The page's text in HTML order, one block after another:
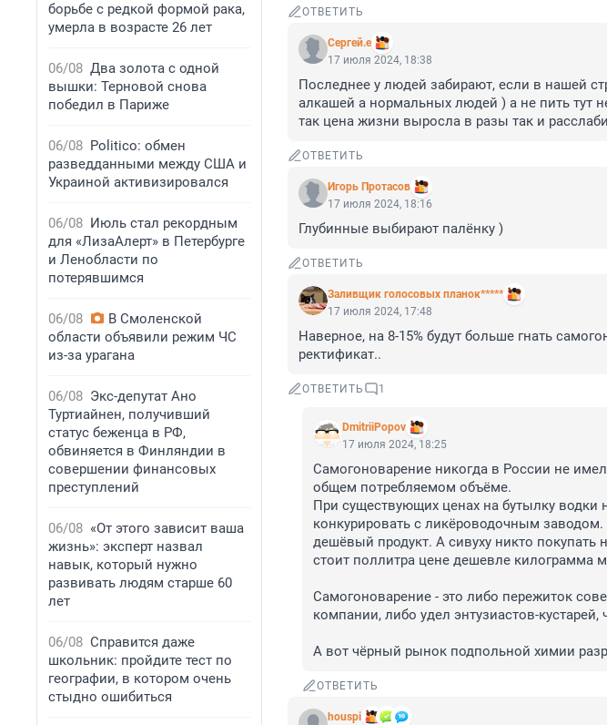
борьбе с редкой формой рака,
умерла в возрасте 26 лет
06/08 Два золота с одной
вышки: Терновой снова
победил в Париже
06/08 Politico: обмен
разведданными между США и
Украиной активизировался
06/08 Июль стал рекордным
для «ЛизаАлерт» в Петербурге
и Ленобласти по
потерявшимся
06/08
В Смоленской
области объявили режим ЧС
из-за урагана
06/08 Экс-депутат Ано
Туртиайнен, получивший
статус беженца в РФ,
обвиняется в Финляндии в
совершении финансовых
преступлений
06/08 «От этого зависит ваша
жизнь»: эксперт назвал
навык, который нужно
развивать людям старше 60
лет
06/08 Справится даже
школьник: пройдите тест по
географии, в котором очень
стыдно ошибиться
ОТВЕТИТЬ
Сергей.е
17 июля 2024, 18:38
Последнее у людей забирают, если в нашей
алкашей а нормальных людей ) а не пить тут
так цена жизни выросла в разы так и
ОТВЕТИТЬ
Игорь Протасов
17 июля 2024, 18:16
Глубинные выбирают палёнку )
ОТВЕТИТЬ
Заливщик голосовых планок*****
17 июля 2024, 17:48
Наверное, на 8-15% будут больше гнать
ректификат..
ОТВЕТИТЬ 1
DmitriiPopov
17 июля 2024, 18:25
Самогоноварение никогда в России не
общем потребляемом объёме.
При существующих ценах на бутылку
конкурировать с ликёроводочным
дешёвый продукт. А сивуху никто покупать
стоит поллитра цене дешевле килограмма
Самогоноварение - это либо пережиток
компании, либо удел энтузиастов-
А вот чёрный рынок подпольной химии
ОТВЕТИТЬ
houspi